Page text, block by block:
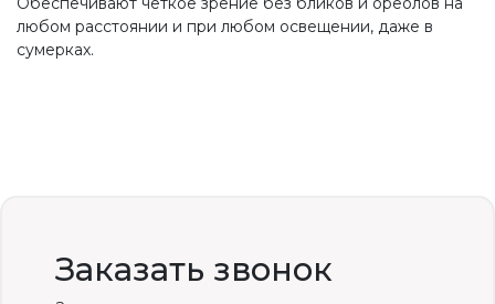
любом расстоянии и при любом освещении, даже в
сумерках.
Заказать звонок